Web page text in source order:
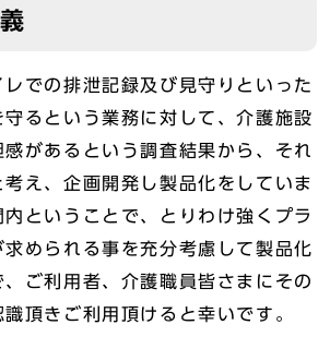
での排泄記録及び見守りといった
るという業務に対して、介護施設
があるという調査結果から、それ
え、企画開発し製品化をしていま
ということで、とりわけ強くプラ
求められる事を充分考慮して製品化
、ご利用者、介護職員皆さまにその
頂きご利用頂けると幸いです。